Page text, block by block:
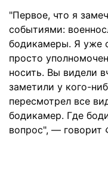
"Первое, что я
событиями:
бодикамеры. Я уже
просто
носить. Вы видели
заметили у кого-
пересмотрел все
бодикамер. Где
вопрос", — говорит